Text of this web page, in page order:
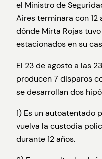
el Ministro de
Aires terminara con
dónde Mirta Rojas
estacionados en su
El 23 de agosto a las
producen 7 disparos
se desarrollan dos
1) Es un autoatentado
vuelva la custodia
durante 12 años.